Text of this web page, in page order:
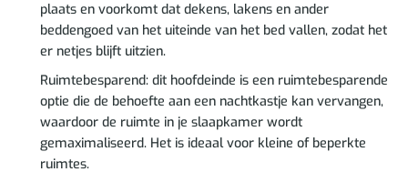
plaats en voorkomt dat dekens, lakens en ander
beddengoed van het uiteinde van het bed vallen, zodat het
er netjes blijft uitzien.
Ruimtebesparend: dit hoofdeinde is een ruimtebesparende
optie die de behoefte aan een nachtkastje kan vervangen,
waardoor de ruimte in je slaapkamer wordt
gemaximaliseerd. Het is ideaal voor kleine of beperkte
ruimtes.